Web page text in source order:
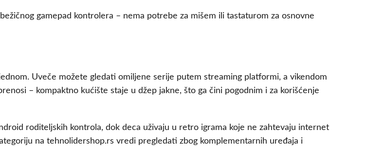
gamepad kontrolera – nema potrebe za mišem ili tastaturom za osnovne
Uveče možete gledati omiljene serije putem streaming platformi, a vikendom
– kompaktno kućište staje u džep jakne, što ga čini pogodnim i za korišćenje
roditeljskih kontrola, dok deca uživaju u retro igrama koje ne zahtevaju internet
na tehnolidershop.rs vredi pregledati zbog komplementarnih uređaja i